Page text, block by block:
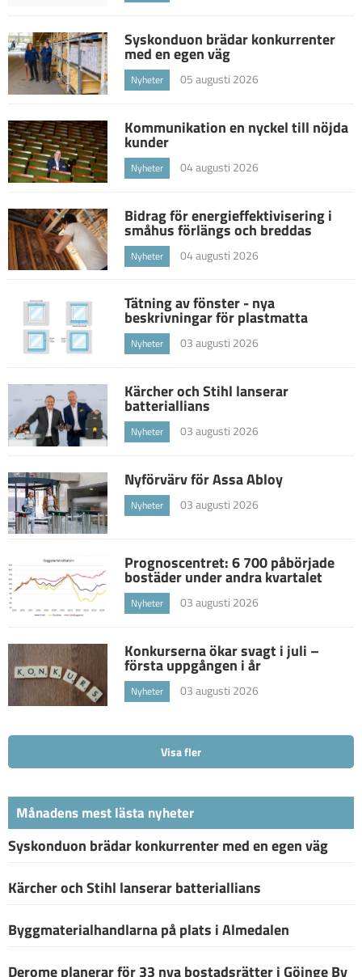
Syskonduon brädar konkurrenter
med en egen väg
Nyheter 05 augusti 2026
Kommunikation en nyckel till nöjda
kunder
Nyheter 04 augusti 2026
Bidrag för energieffektivisering i
småhus förlängs och breddas
Nyheter 04 augusti 2026
Tätning av fönster - nya
beskrivningar för plastmatta
Nyheter 03 augusti 2026
Kärcher och Stihl lanserar
batteriallians
Nyheter 03 augusti 2026
Nyförvärv för Assa Abloy
Nyheter 03 augusti 2026
Prognoscentret: 6 700 påbörjade
bostäder under andra kvartalet
Nyheter 03 augusti 2026
Konkurserna ökar svagt i juli –
första uppgången i år
Nyheter 03 augusti 2026
Visa fler
Månadens mest lästa nyheter
Syskonduon brädar konkurrenter med en egen väg
Kärcher och Stihl lanserar batteriallians
Byggmaterialhandlarna på plats i Almedalen
Derome planerar för 33 nya bostadsrätter i Göinge By